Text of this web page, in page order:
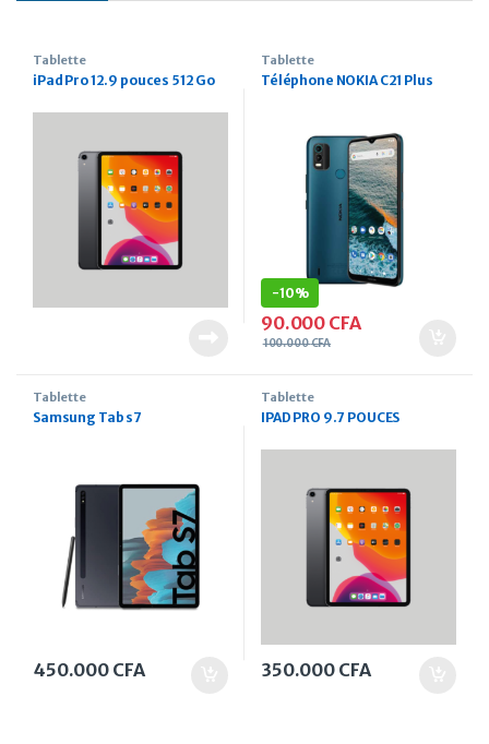
Tablette
iPad Pro 12.9 pouces 512 Go
Tablette
Téléphone NOKIA C21 Plus
-10%
90.000 CFA
100.000CFA
Tablette
Samsung Tab s7
450.000 CFA
Tablette
IPAD PRO 9.7 POUCES
350.000 CFA